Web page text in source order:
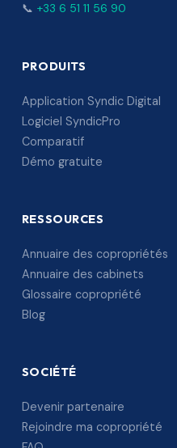
📞 +33 6 51 11 56 90
PRODUITS
Application Syndic Digital
Logiciel SyndicPro
Comparatif
Démo gratuite
RESSOURCES
Annuaire des copropriétés
Annuaire des cabinets
Glossaire copropriété
Blog
SOCIÉTÉ
Devenir partenaire
Rejoindre ma copropriété